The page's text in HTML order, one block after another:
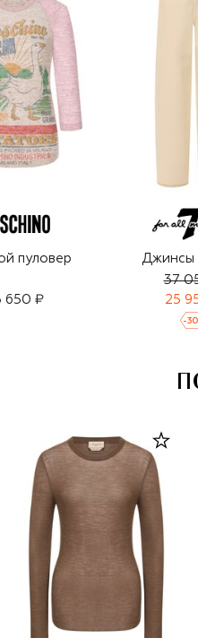
пуловер
650 ₽
Джинсы
37
25
-30